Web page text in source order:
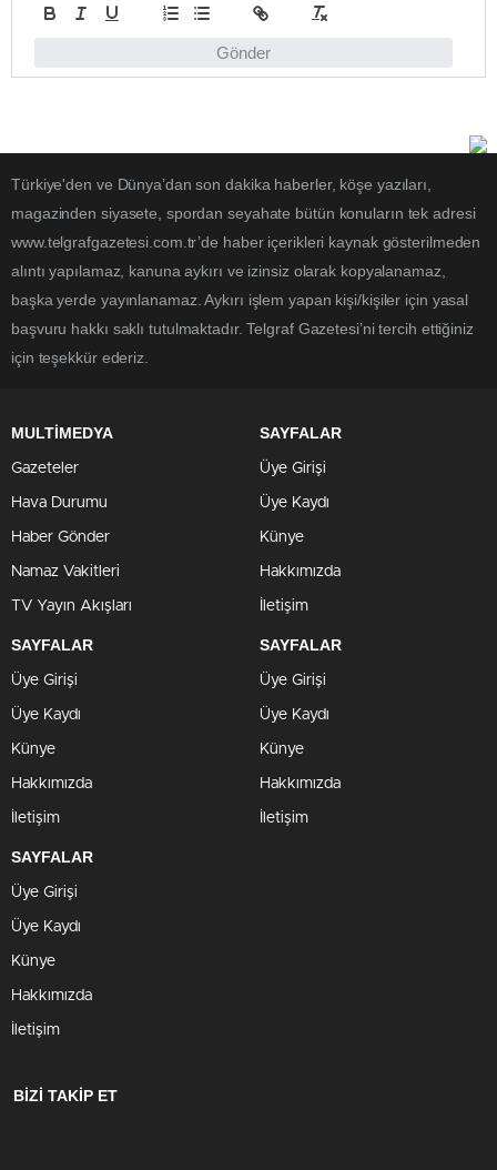
Gönder
Türkiye'den ve Dünya’dan son dakika haberler, köşe yazıları,
magazinden siyasete, spordan seyahate bütün konuların tek adresi
www.telgrafgazetesi.com.tr’de haber içerikleri kaynak gösterilmeden
alıntı yapılamaz, kanuna aykırı ve izinsiz olarak kopyalanamaz,
başka yerde yayınlanamaz. Aykırı işlem yapan kişi/kişiler için yasal
başvuru hakkı saklı tutulmaktadır. Telgraf Gazetesi’ni tercih ettiğiniz
için teşekkür ederiz.
MULTİMEDYA
Gazeteler
Hava Durumu
Haber Gönder
Namaz Vakitleri
TV Yayın Akışları
SAYFALAR
Üye Girişi
Üye Kaydı
Künye
Hakkımızda
İletişim
SAYFALAR
Üye Girişi
Üye Kaydı
Künye
Hakkımızda
İletişim
SAYFALAR
Üye Girişi
Üye Kaydı
Künye
Hakkımızda
İletişim
SAYFALAR
Üye Girişi
Üye Kaydı
Künye
Hakkımızda
İletişim
BİZİ TAKİP ET